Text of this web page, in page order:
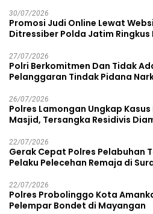
30/07/2026
Promosi Judi Online Lewat
Ditressiber Polda Jatim Ringkus
27/07/2026
Polri Berkomitmen Dan Tidak
Pelanggaran Tindak Pidana
26/07/2026
Polres Lamongan Ungkap
Masjid, Tersangka Residivis
22/07/2026
Gerak Cepat Polres Pelabuhan
Pelaku Pelecehan Remaja di
22/07/2026
Polres Probolinggo Kota
Pelempar Bondet di Mayangan